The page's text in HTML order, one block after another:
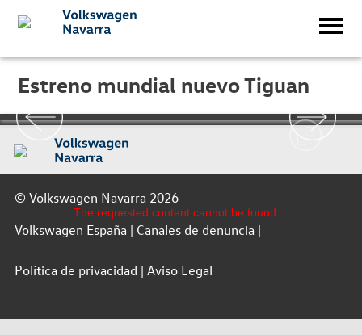
Estreno mundial nuevo Tiguan
The requested content cannot be found
© Volkswagen Navarra 2026
Volkswagen España
Canales de denuncia
Política de privacidad Aviso Legal